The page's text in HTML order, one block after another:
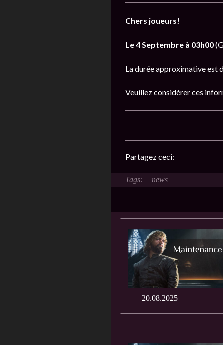
Chers joueurs!
Le 4 Septembre à 03h00
La durée approximative est
Veuillez considérer ces
Partagez ceci:
news
20.08.2025